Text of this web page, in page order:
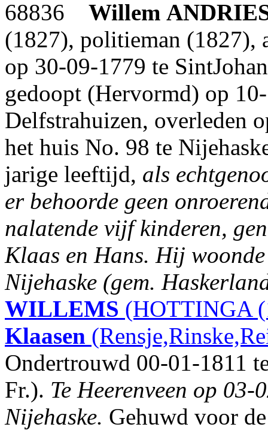
68836 Willem
(1827), politieman (1827),
op 30-09-1779 te
gedoopt (Hervormd) op
Delfstrahuizen, overleden
het huis No. 98 te
jarige leeftijd, als
er behoorde geen
nalatende vijf kinderen,
Klaas en Hans. Hij
Nijehaske (gem.
WILLEMS (HOTTINGA
Klaasen
Ondertrouwd 00-01-1811
Fr.). Te Heerenveen op
Nijehaske. Gehuwd voor